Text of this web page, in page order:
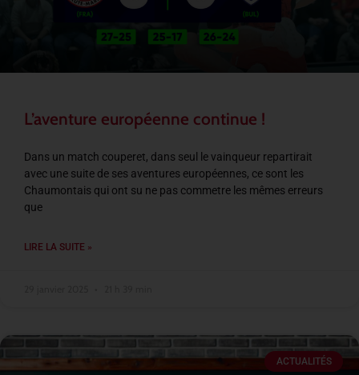
L’aventure européenne continue !
Dans un match couperet, dans seul le vainqueur repartirait
avec une suite de ses aventures européennes, ce sont les
Chaumontais qui ont su ne pas commetre les mêmes erreurs
que
LIRE LA SUITE »
ACTUALITÉS